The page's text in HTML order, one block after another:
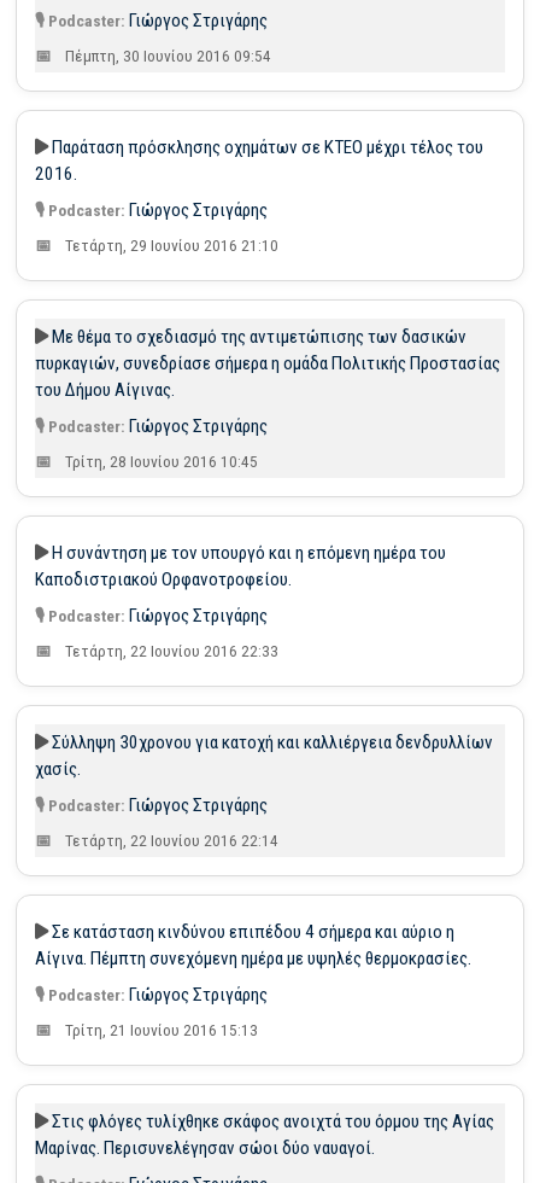
Γιώργος Στριγάρης
Πέμπτη, 30 Ιουνίου 2016 09:54
Παράταση πρόσκλησης οχημάτων σε ΚΤΕΟ μέχρι τέλος του
2016.
Γιώργος Στριγάρης
Τετάρτη, 29 Ιουνίου 2016 21:10
Με θέμα το σχεδιασμό της αντιμετώπισης των δασικών
πυρκαγιών, συνεδρίασε σήμερα η ομάδα Πολιτικής Προστασίας
του Δήμου Αίγινας.
Γιώργος Στριγάρης
Τρίτη, 28 Ιουνίου 2016 10:45
Η συνάντηση με τον υπουργό και η επόμενη ημέρα του
Καποδιστριακού Ορφανοτροφείου.
Γιώργος Στριγάρης
Τετάρτη, 22 Ιουνίου 2016 22:33
Σύλληψη 30χρονου για κατοχή και καλλιέργεια δενδρυλλίων
χασίς.
Γιώργος Στριγάρης
Τετάρτη, 22 Ιουνίου 2016 22:14
Σε κατάσταση κινδύνου επιπέδου 4 σήμερα και αύριο η
Αίγινα. Πέμπτη συνεχόμενη ημέρα με υψηλές θερμοκρασίες.
Γιώργος Στριγάρης
Τρίτη, 21 Ιουνίου 2016 15:13
Στις φλόγες τυλίχθηκε σκάφος ανοιχτά του όρμου της Αγίας
Μαρίνας. Περισυνελέγησαν σώοι δύο ναυαγοί.